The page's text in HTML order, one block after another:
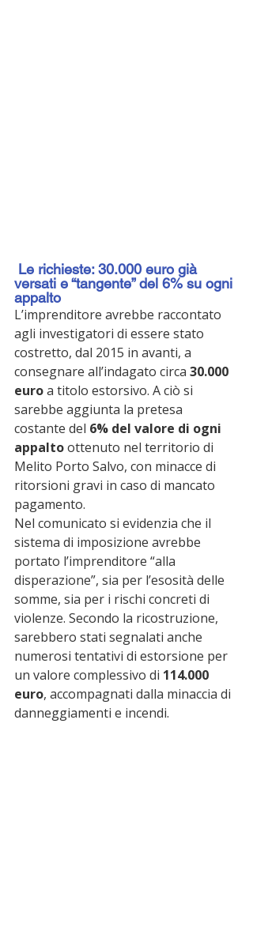
versati e “tangente” del 6% su ogni
appalto
L’imprenditore avrebbe raccontato
agli investigatori di essere stato
costretto, dal 2015 in avanti, a
consegnare all’indagato circa 30.000
euro a titolo estorsivo. A ciò si
sarebbe aggiunta la pretesa
costante del 6% del valore di ogni
appalto ottenuto nel territorio di
Melito Porto Salvo, con minacce di
ritorsioni gravi in caso di mancato
pagamento.
Nel comunicato si evidenzia che il
sistema di imposizione avrebbe
portato l’imprenditore “alla
disperazione”, sia per l’esosità delle
somme, sia per i rischi concreti di
violenze. Secondo la ricostruzione,
sarebbero stati segnalati anche
numerosi tentativi di estorsione per
un valore complessivo di 114.000
euro, accompagnati dalla minaccia di
danneggiamenti e incendi.